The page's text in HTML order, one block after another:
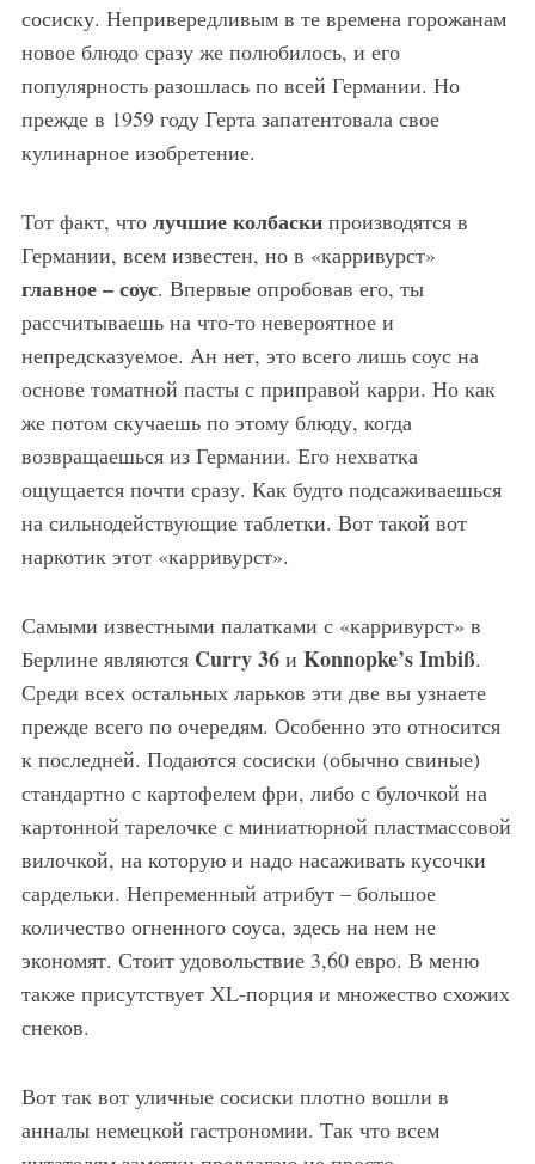
сосиску. Непривередливым в те времена горожанам
новое блюдо сразу же полюбилось, и его
популярность разошлась по всей Германии. Но
прежде в 1959 году Герта запатентовала свое
кулинарное изобретение.
Тот факт, что лучшие колбаскипроизводятся в
Германии, всем известен, но в «карривурст»
главное – соус. Впервые опробовав его, ты
рассчитываешь на что-то невероятное и
непредсказуемое. Ан нет, это всего лишь соус на
основе томатной пасты с приправой карри. Но как
же потом скучаешь по этому блюду, когда
возвращаешься из Германии. Его нехватка
ощущается почти сразу. Как будто подсаживаешься
на сильнодействующие таблетки. Вот такой вот
наркотик этот «карривурст».
Самыми известными палатками с «карривурст» в
Берлине являются Curry 36и Konnopke’s Imbiß.
Среди всех остальных ларьков эти две вы узнаете
прежде всего по очередям. Особенно это относится
к последней. Подаются сосиски (обычно свиные)
стандартно с картофелем фри, либо с булочкой на
картонной тарелочке с миниатюрной пластмассовой
вилочкой, на которую и надо насаживать кусочки
сардельки. Непременный атрибут – большое
количество огненного соуса, здесь на нем не
экономят. Стоит удовольствие 3,60 евро. В меню
также присутствует XL-порция и множество схожих
снеков.
Вот так вот уличные сосиски плотно вошли в
анналы немецкой гастрономии. Так что всем